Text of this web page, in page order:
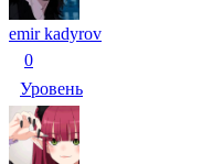
emir kadyrov
0
Уровень